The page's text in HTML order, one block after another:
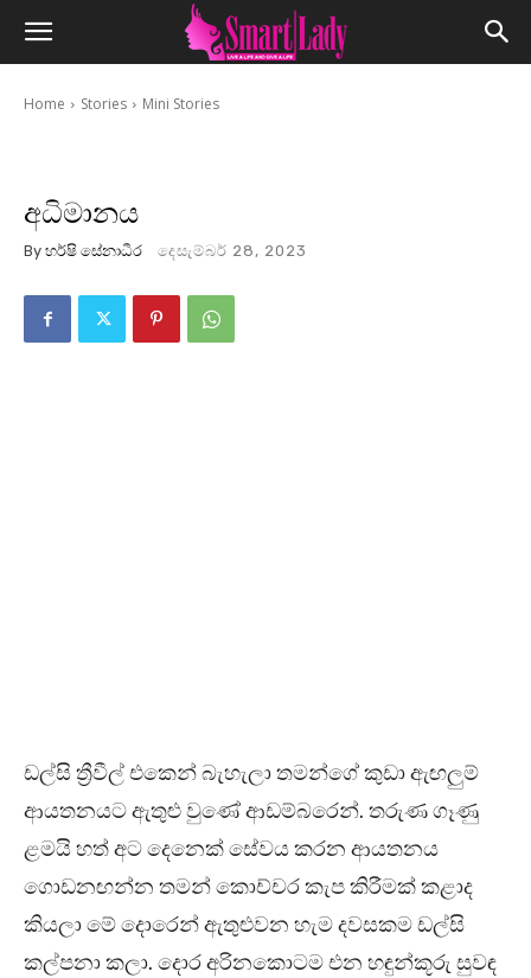
Home Stories Mini Stories
අධිමානය
By හර්ෂි සේනාධීර දෙසැම්බර් 28, 2023
ඩල්සි ත්‍රීවීල් එකෙන් බැහැලා තමන්ගේ කුඩා ඇඟලුම්
ආයතනයට ඇතුළු වුණේ ආඩම්බරෙන්. තරුණ ගෑණු
ළමයි හත් අට දෙනෙක් සේවය කරන ආයතනය
ගොඩනඟන්න තමන් කොච්චර කැප කිරීමක් කළාද
කියලා මේ දොරෙන් ඇතුළුවන හැම දවසකම ඩල්සි
කල්පනා කලා. දොර අරිනකොටම එන හඳුන්කූරු සුවඳ